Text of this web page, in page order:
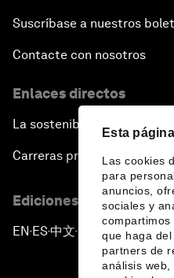
Esta
Las cookies
para
anuncios,
sociales y
que haga
partners de
análisis web,
Suscríbase a nuestros
Contacte con nosotros
Enlaces directos
La sostenibilidad en el Foro
Carreras profesionales
Ediciones en otros
EN ▪ES▪中文▪ 日本語